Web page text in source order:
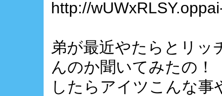
http://
弟が最近やたらとリッ
んのか聞いてみたの！
したらアイツこんな